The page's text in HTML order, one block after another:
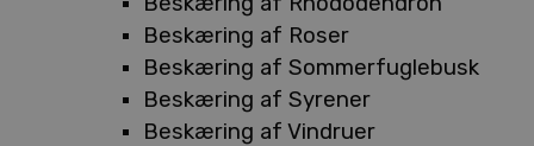
Beskæring af Roser
Beskæring af Sommerfuglebusk
Beskæring af Syrener
Beskæring af Vindruer